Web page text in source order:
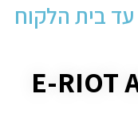
E-RIOT
בית הלקוח